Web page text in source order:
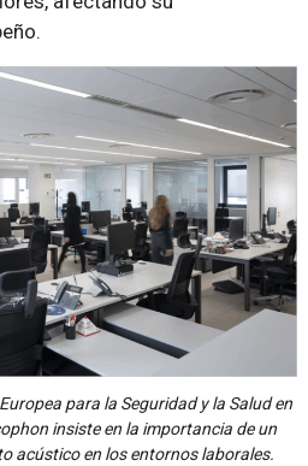
para la Seguridad y la Salud en
insiste en la importancia de un
acústico en los entornos laborales.